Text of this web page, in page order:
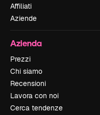
Affiliati
Aziende
Azienda
Prezzi
Chi siamo
Recensioni
Lavora con noi
Cerca tendenze